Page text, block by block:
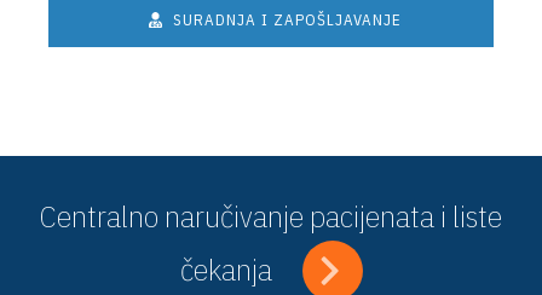
SURADNJA I ZAPOŠLJAVANJE
Centralno naručivanje pacijenata i liste
čekanja